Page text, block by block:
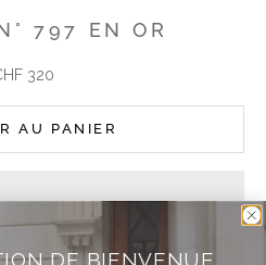
797 EN OR
320
AU PANIER
LISTE DE SOUHAITS
DE BIENVENUE